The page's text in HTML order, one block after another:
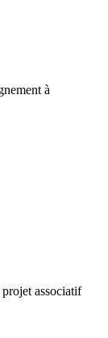
à
associatif